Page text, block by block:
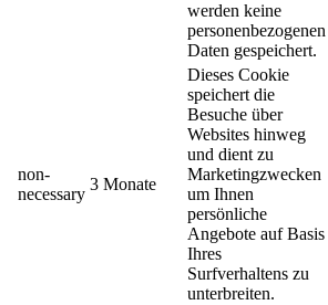
werden keine
personenbezogenen
Daten gespeichert.
non-
necessary
3 Monate
Dieses Cookie
speichert die
Besuche über
Websites hinweg
und dient zu
Marketingzwecken
um Ihnen
persönliche
Angebote auf Basis
Ihres
Surfverhaltens zu
unterbreiten.